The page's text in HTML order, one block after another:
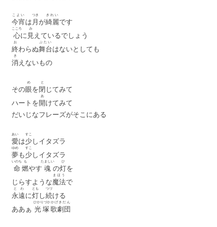
今宵
こよい
は月
つき
が綺麗
きれい
です
心
こころ
に 見
み
えているでしょう
終
お
わらぬ舞台
ぶたい
はないとしても
消
き
えないもの
その眼
め
を閉
と
じてみて
ハートを開
あ
けてみて
だいじなフレーズがそこにある
愛
あい
は少
すこ
しイタズラ
夢
ゆめ
も少
すこ
しイタズラ
命
いのち
燃
も
やす 魂
たましい
の灯
ひ
を
じらすような魔法
まほう
で
永遠
とわ
に灯
とも
し続
つづ
ける
ああぁ 光塚
ひかりづか
歌劇団
かげきだん